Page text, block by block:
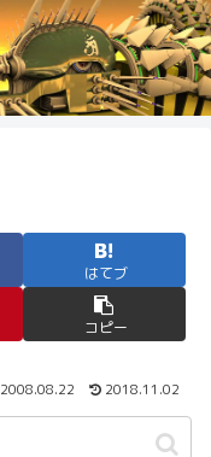
はてブ
コピー
2008.08.22 2018.11.02